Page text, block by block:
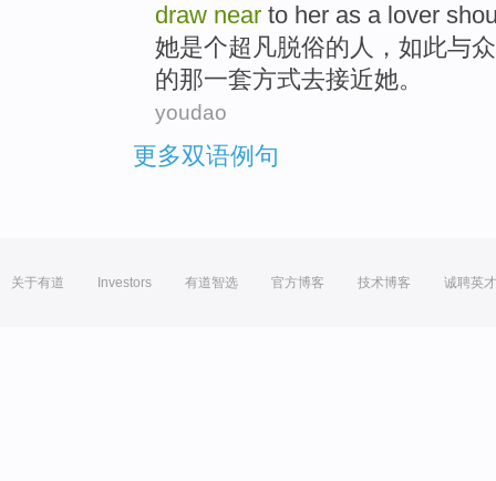
draw near to her as a lover
她是个超凡脱俗的人， 如此与
的那一套方式去接近她。
youdao
更多双语例句
关于有道 Investors 有道智选 官方博客 技术博客 诚聘英才